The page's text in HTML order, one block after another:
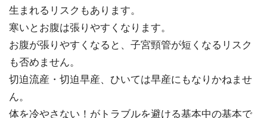
生まれるリスクもあります。
寒いとお腹は張りやすくなります。
お腹が張りやすくなると、子宮頸管が短くなるリスク
も否めません。
切迫流産・切迫早産、ひいては早産にもなりかねませ
ん。
体を冷やさない！がトラブルを避ける基本中の基本で